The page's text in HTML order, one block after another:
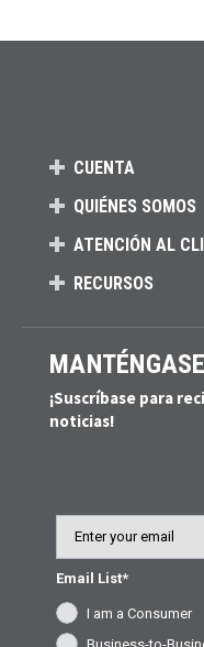
CUENTA
QUIÉNES SOMOS
ATENCIÓN AL
RECURSOS
¡Suscríbase para
noticias!
Email List*
I am a Consumer